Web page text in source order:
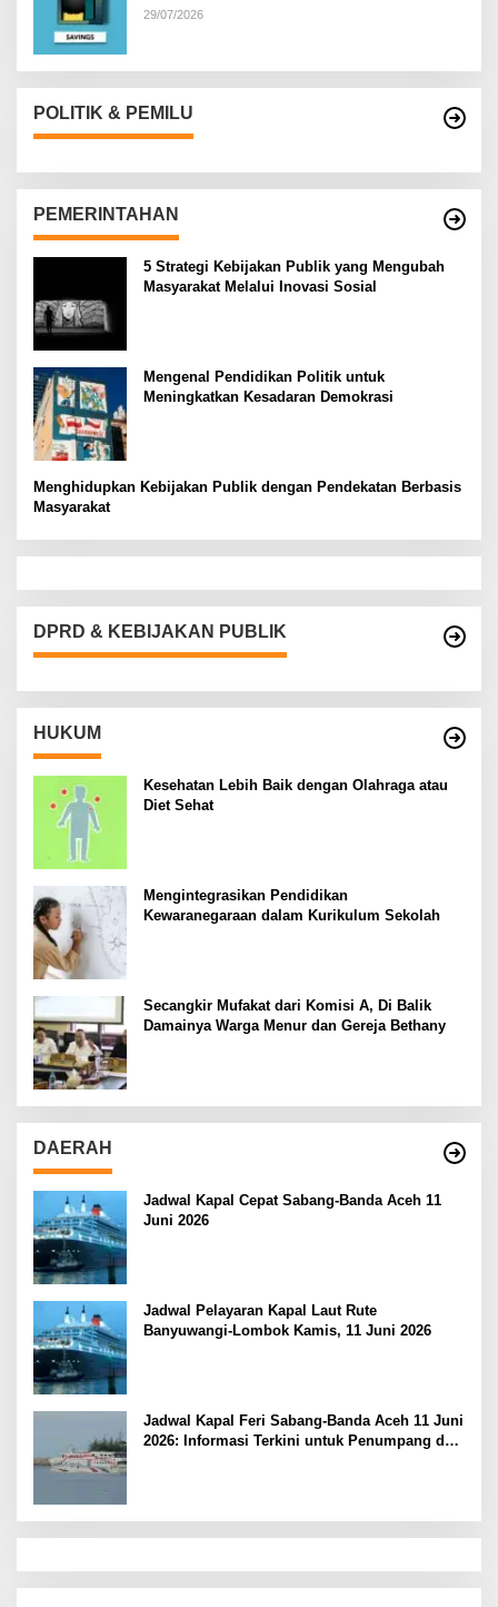
29/07/2026
POLITIK & PEMILU
PEMERINTAHAN
5 Strategi Kebijakan Publik yang Mengubah
Masyarakat Melalui Inovasi Sosial
Mengenal Pendidikan Politik untuk
Meningkatkan Kesadaran Demokrasi
Menghidupkan Kebijakan Publik dengan Pendekatan Berbasis
Masyarakat
DPRD & KEBIJAKAN PUBLIK
HUKUM
Kesehatan Lebih Baik dengan Olahraga atau
Diet Sehat
Mengintegrasikan Pendidikan
Kewaranegaraan dalam Kurikulum Sekolah
Secangkir Mufakat dari Komisi A, Di Balik
Damainya Warga Menur dan Gereja Bethany
DAERAH
Jadwal Kapal Cepat Sabang-Banda Aceh 11
Juni 2026
Jadwal Pelayaran Kapal Laut Rute
Banyuwangi-Lombok Kamis, 11 Juni 2026
Jadwal Kapal Feri Sabang-Banda Aceh 11 Juni
2026: Informasi Terkini untuk Penumpang dan